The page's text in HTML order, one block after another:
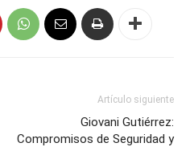
Artículo siguiente
Giovani Gutiérrez:
Compromisos de Seguridad y